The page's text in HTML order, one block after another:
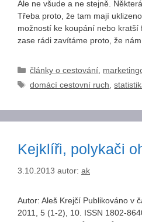
Ale ne všude a ne stejně.
Třeba proto, že tam mají
možností ke koupání nebo kratší
zase rádi zavítáme proto, že
Rubriky
články o cestování,
Štítky
domácí cestovní ruch,
Kejklíři, polykači
3.10.2013 autor: ak
Autor: Aleš Krejčí Publikováno v
2011, 5 (1-2), 10. ISSN 1802-